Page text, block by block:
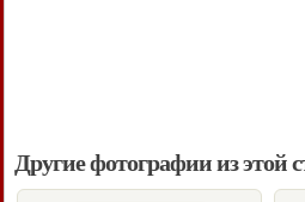
Другие фотографии из этой